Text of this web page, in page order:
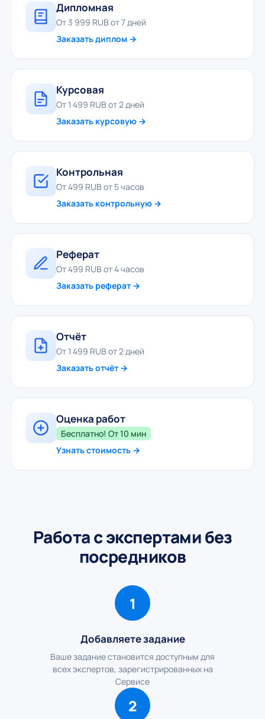
Дипломная
От 3 999 RUB от 7 дней
Заказать диплом →
Курсовая
От 1 499 RUB от 2 дней
Заказать курсовую →
Контрольная
От 499 RUB от 5 часов
Заказать контрольную →
Реферат
От 499 RUB от 4 часов
Заказать реферат →
Отчёт
От 1 499 RUB от 2 дней
Заказать отчёт →
Оценка работ
Бесплатно! От 10 мин
Узнать стоимость →
Работа с экспертами без
посредников
1
Добавляете задание
Ваше задание становится доступным для
всех экспертов, зарегистрированных на
Сервисе
2